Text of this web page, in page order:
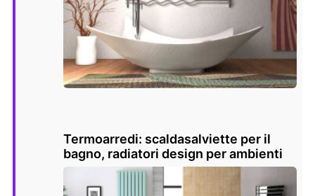
Termoarredi: scaldasalviette per il
bagno, radiatori design per ambienti